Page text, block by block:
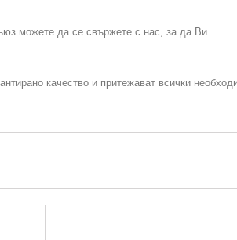
можете да се свържете с нас, за да Ви
качество и притежават всички